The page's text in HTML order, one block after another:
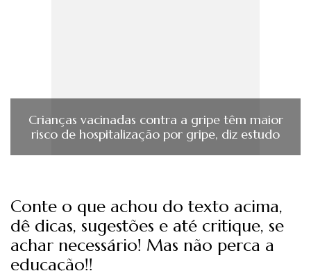
Crianças vacinadas contra a gripe têm maior
risco de hospitalização por gripe, diz estudo
Conte o que achou do texto acima,
dê dicas, sugestões e até critique, se
achar necessário! Mas não perca a
educação!!